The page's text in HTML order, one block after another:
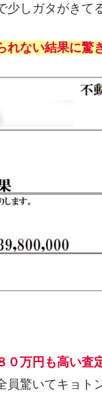
少しガタがきて
れない結果に驚
０万円も高い査
員驚いてキョト